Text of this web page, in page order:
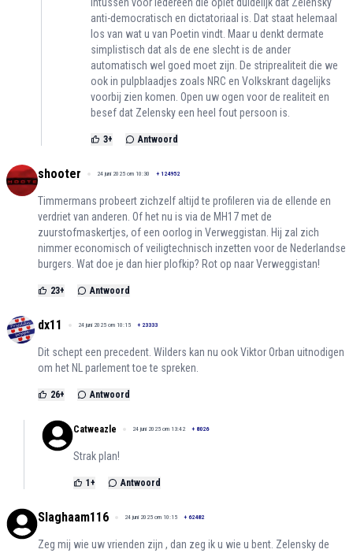
intussen voor iedereen die oplet duidelijk dat Zelensky
anti-democratisch en dictatoriaal is. Dat staat helemaal
los van wat u van Poetin vindt. Maar u denkt dermate
simplistisch dat als de ene slecht is de ander
automatisch wel goed moet zijn. De striprealiteit die we
ook in pulpblaadjes zoals NRC en Volkskrant dagelijks
voorbij zien komen. Open uw ogen voor de realiteit en
besef dat Zelensky een heel fout persoon is.
3+ Antwoord
shooter 24 juni 2025 om 10:30 + 124952
Timmermans probeert zichzelf altijd te profileren via de ellende en
verdriet van anderen. Of het nu is via de MH17 met de
zuurstofmaskertjes, of een oorlog in Verweggistan. Hij zal zich
nimmer economisch of veiligtechnisch inzetten voor de Nederlandse
burgers. Wat doe je dan hier plofkip? Rot op naar Verweggistan!
23+ Antwoord
dx11 24 juni 2025 om 10:15 + 23333
Dit schept een precedent. Wilders kan nu ook Viktor Orban uitnodigen
om het NL parlement toe te spreken.
26+ Antwoord
Catweazle 24 juni 2025 om 13:42 + 8026
Strak plan!
1 + Antwoord
Slaghaam116 24 juni 2025 om 10:15 + 62482
Zeg mij wie uw vrienden zijn , dan zeg ik u wie u bent. Zelensky de